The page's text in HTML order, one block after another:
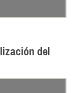
del